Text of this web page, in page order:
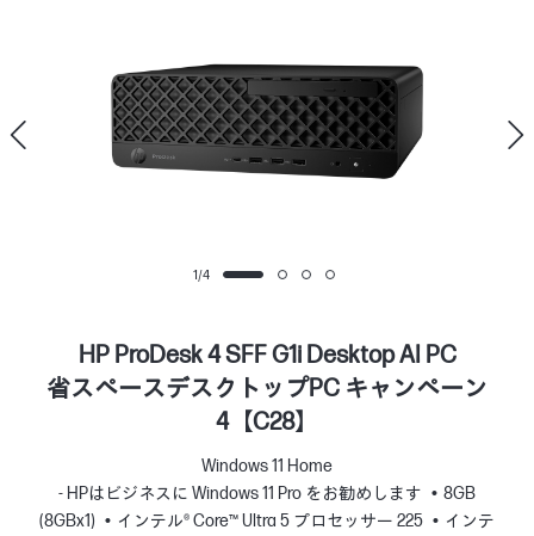
1/4
HP ProDesk 4 SFF G1i Desktop AI PC
省スペースデスクトップPC キャンペーン
4【C28】
Windows 11 Home
- HPはビジネスに Windows 11 Pro をお勧めします
8GB
(8GBx1)
インテル® Core™ Ultra 5 プロセッサー 225
インテ